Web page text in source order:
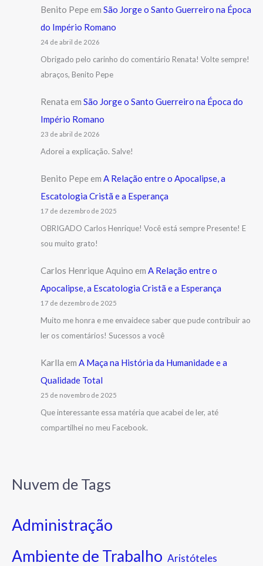
Benito Pepe em São Jorge o Santo Guerreiro na Época
do Império Romano
24 de abril de 2026
Obrigado pelo carinho do comentário Renata! Volte sempre!
abraços, Benito Pepe
Renata em São Jorge o Santo Guerreiro na Época do
Império Romano
23 de abril de 2026
Adorei a explicação. Salve!
Benito Pepe em A Relação entre o Apocalipse, a
Escatologia Cristã e a Esperança
17 de dezembro de 2025
OBRIGADO Carlos Henrique! Você está sempre Presente! E
sou muito grato!
Carlos Henrique Aquino em A Relação entre o
Apocalipse, a Escatologia Cristã e a Esperança
17 de dezembro de 2025
Muito me honra e me envaidece saber que pude contribuir ao
ler os comentários! Sucessos a você
Karlla em A Maça na História da Humanidade e a
Qualidade Total
25 de novembro de 2025
Que interessante essa matéria que acabei de ler, até
compartilhei no meu Facebook.
Nuvem de Tags
Administração
Ambiente de Trabalho Aristóteles